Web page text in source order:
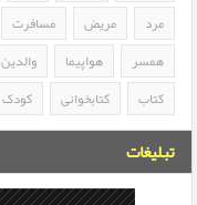
مرد
مریض مسافرت
همسر
هواپیما والدین
کتاب
کتابخوانی کودک
تبلیغات